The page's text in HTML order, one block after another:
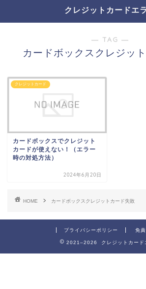
クレジットカードエ
― TAG ―
カードボックスクレジッ
クレジットカード
カードボックスでクレジット
カードが使えない！（エラー
時の対処方法）
2024年6月20日
HOME カードボックスクレジットカード失敗
プライバシーポリシー 免
2021–2026 クレジットカード